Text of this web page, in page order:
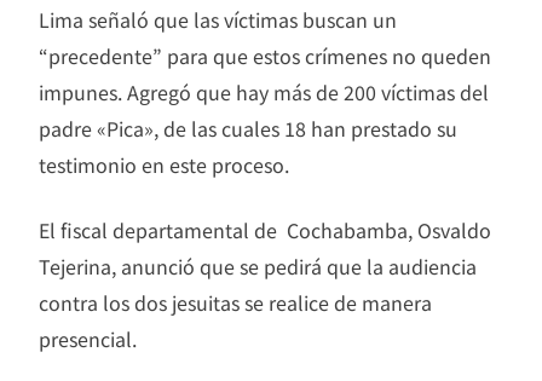
Lima señaló que las víctimas buscan un
“precedente” para que estos crímenes no queden
impunes. Agregó que hay más de 200 víctimas del
padre «Pica», de las cuales 18 han prestado su
testimonio en este proceso.
El fiscal departamental de Cochabamba, Osvaldo
Tejerina, anunció que se pedirá que la audiencia
contra los dos jesuitas se realice de manera
presencial.